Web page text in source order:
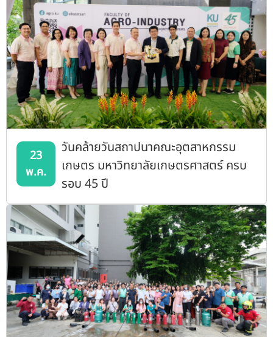
23
พ.ค.
วันคล้ายวันสถาปนาคณะอุตสาหกรรม
เกษตร มหาวิทยาลัยเกษตรศาสตร์ ครบ
รอบ 45 ปี